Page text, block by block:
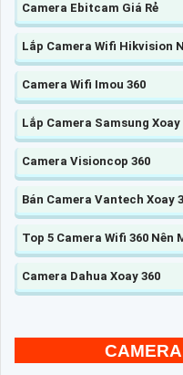
Camera Ebitcam Giá Rẻ
Lắp Camera Wifi Hikvision
Camera Wifi Imou 360
Lắp Camera Samsung Xoay
Camera Visioncop 360
Bán Camera Vantech Xoay
Top 5 Camera Wifi 360 Nên
Camera Dahua Xoay 360